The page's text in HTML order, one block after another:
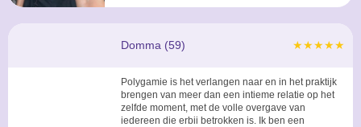
★★★★★
Domma (59)
Polygamie is het verlangen naar en in het praktijk
brengen van meer dan een intieme relatie op het
zelfde moment, met de volle overgave van
iedereen die erbij betrokken is. Ik ben een